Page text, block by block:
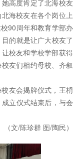
高度肯定了北海校友
海校友在各个岗位上
90周年和教育学部办
的就是让广大校友了
校友和学校学部获得
友们相约母校、齐叙
友会揭牌仪式，王枬
立仪式结束后，与会
（文/陈珍群 图/陶民）